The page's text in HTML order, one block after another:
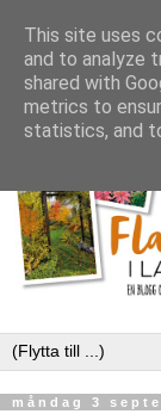
måndag 3
This site uses
and to analyze
shared with
metrics to
statistics, and